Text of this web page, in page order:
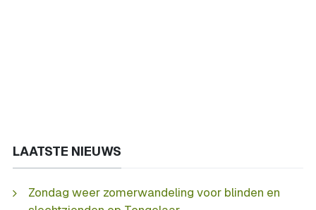
LAATSTE NIEUWS
Zondag weer zomerwandeling voor blinden en